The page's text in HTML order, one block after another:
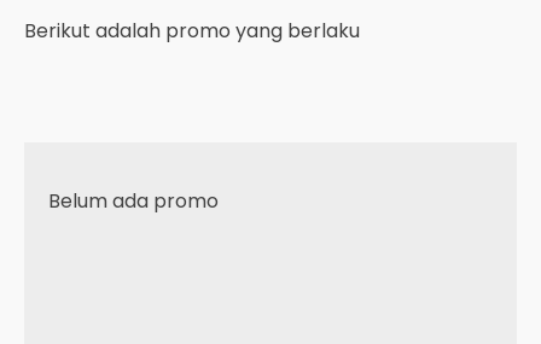
Berikut adalah promo yang berlaku
Belum ada promo